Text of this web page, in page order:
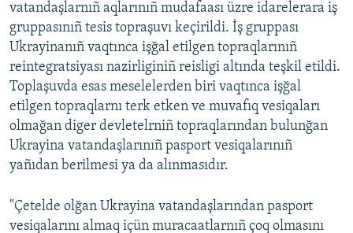
vatandaşlarnıñ aqlarınıñ mudafaası üzre idarelerara iş
gruppasınıñ tesis topraşuvı keçirildi. İş gruppası
Ukrayinanıñ vaqtınca işğal etilgen topraqlarınıñ
reintegratsiyası nazirliginiñ reisligi altında teşkil etildi.
Toplaşuvda esas meselelerden biri vaqtınca işğal
etilgen topraqlarnı terk etken ve muvafıq vesiqaları
olmağan diger devletelrniñ topraqlarından bulunğan
Ukrayina vatandaşlarınıñ pasport vesiqalarınıñ
yañıdan berilmesi ya da alınmasıdır.
"Çetelde olğan Ukrayina vatandaşlarından pasport
vesiqalarını almaq içün muracaatlarnıñ çoq olmasını